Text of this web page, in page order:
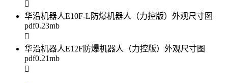
华沿机器人E10F-L防爆机器人（力控版）外观尺寸图
pdf0.23mb
华沿机器人E12F防爆机器人（力控版）外观尺寸图
pdf0.21mb